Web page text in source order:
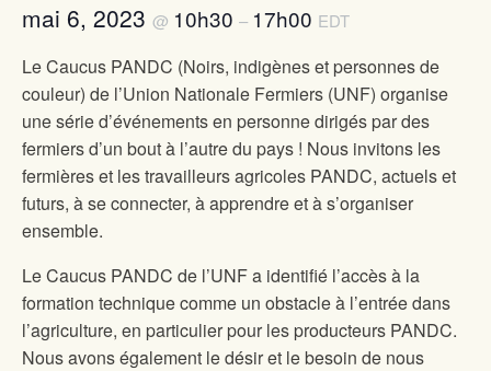
mai 6, 2023 @ 10h30 – 17h00 EDT
Le Caucus PANDC (Noirs, indigènes et personnes de
couleur) de l’Union Nationale Fermiers (UNF) organise
une série d’événements en personne dirigés par des
fermiers d’un bout à l’autre du pays ! Nous invitons les
fermières et les travailleurs agricoles PANDC, actuels et
futurs, à se connecter, à apprendre et à s’organiser
ensemble.
Le Caucus PANDC de l’UNF a identifié l’accès à la
formation technique comme un obstacle à l’entrée dans
l’agriculture, en particulier pour les producteurs PANDC.
Nous avons également le désir et le besoin de nous